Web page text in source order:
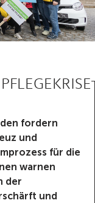
fordern
und
für die
warnen
der
und